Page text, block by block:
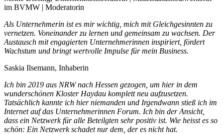
im BVMW | Moderatorin
Als Unternehmerin ist es mir wichtig, mich mit Gleichgesinnten zu
vernetzen. Voneinander zu lernen und gemeinsam zu wachsen. Der
Austausch mit engagierten Unternehmerinnen inspiriert, fördert
Wachstum und bringt wertvolle Impulse für mein Business.
Saskia Ilsemann, Inhaberin
Ich bin 2019 aus NRW nach Hessen gezogen, um hier in dem
wunderschönen Kloster Haydau komplett neu aufzusetzen.
Tatsächlich kannte ich hier niemanden und Irgendwann stieß ich im
Internet auf das Unternehmerinnen Forum. Ich bin der Ansicht,
dass ein Netzwerk für alle Beteilgten sehr positiv ist. Wie heisst es so
schön: Ein Netzwerk schadet nur dem, der es nicht hat.